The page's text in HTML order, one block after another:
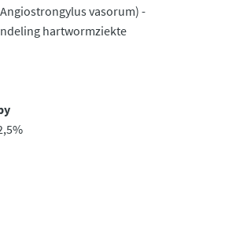
vasorum) -
hartwormziekte